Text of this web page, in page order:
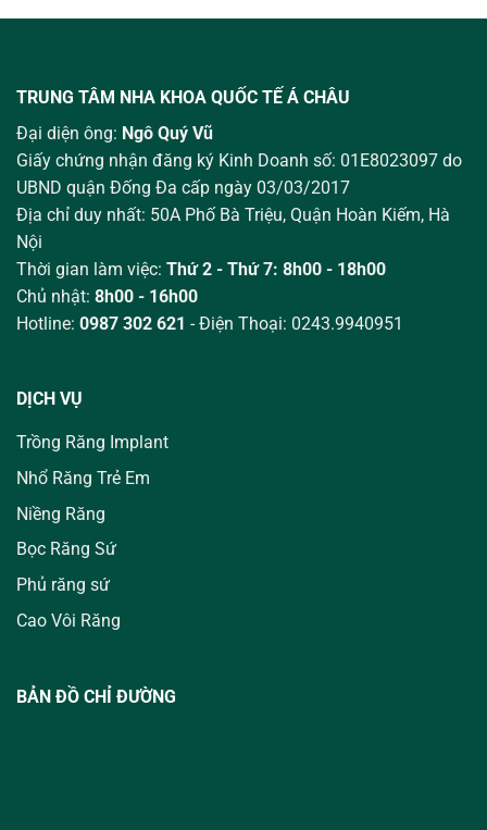
TRUNG TÂM NHA KHOA QUỐC TẾ Á CHÂU
Đại diện ông: Ngô Quý Vũ
Giấy chứng nhận đăng ký Kinh Doanh số: 01E8023097 do
UBND quận Đống Đa cấp ngày 03/03/2017
Địa chỉ duy nhất: 50A Phố Bà Triệu, Quận Hoàn Kiếm, Hà
Nội
Thời gian làm việc: Thứ 2 - Thứ 7: 8h00 - 18h00
Chủ nhật: 8h00 - 16h00
Hotline: 0987 302 621 - Điện Thoại: 0243.9940951
DỊCH VỤ
Trồng Răng Implant
Nhổ Răng Trẻ Em
Niềng Răng
Bọc Răng Sứ
Phủ răng sứ
Cao Vôi Răng
BẢN ĐỒ CHỈ ĐƯỜNG